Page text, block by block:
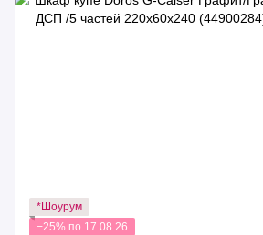
*Шоурум
−25% по 17.08.26